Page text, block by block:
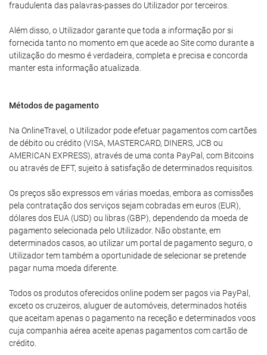
fraudulenta das palavras-passes do Utilizador por terceiros.
Além disso, o Utilizador garante que toda a informação por si
fornecida tanto no momento em que acede ao Site como durante a
utilização do mesmo é verdadeira, completa e precisa e concorda
manter esta informação atualizada.
Métodos de pagamento
Na OnlineTravel, o Utilizador pode efetuar pagamentos com cartões
de débito ou crédito (VISA, MASTERCARD, DINERS, JCB ou
AMERICAN EXPRESS), através de uma conta PayPal, com Bitcoins
ou através de EFT, sujeito à satisfação de determinados requisitos.
Os preços são expressos em várias moedas, embora as comissões
pela contratação dos serviços sejam cobradas em euros (EUR),
dólares dos EUA (USD) ou libras (GBP), dependendo da moeda de
pagamento selecionada pelo Utilizador. Não obstante, em
determinados casos, ao utilizar um portal de pagamento seguro, o
Utilizador tem também a oportunidade de selecionar se pretende
pagar numa moeda diferente.
Todos os produtos oferecidos online podem ser pagos via PayPal,
exceto os cruzeiros, aluguer de automóveis, determinados hotéis
que aceitam apenas o pagamento na receção e determinados voos
cuja companhia aérea aceite apenas pagamentos com cartão de
crédito.